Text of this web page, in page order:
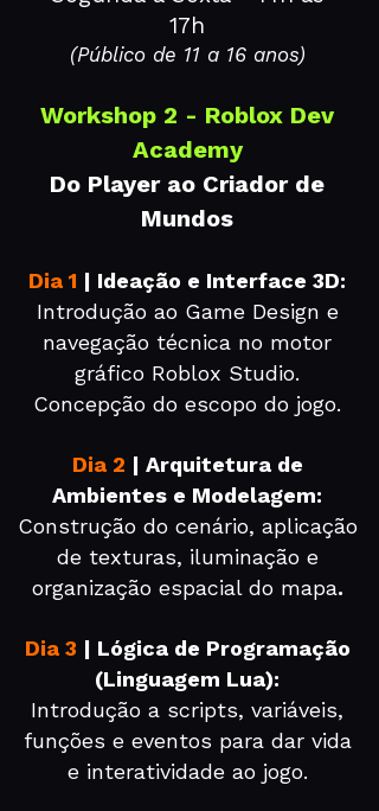
17h
(Público de 11 a 16 anos)
Workshop 2 - Roblox Dev
Academy
Do Player ao Criador de
Mundos
Dia 1 | Ideação e Interface 3D:
Introdução ao Game Design e
navegação técnica no motor
gráfico Roblox Studio.
Concepção do escopo do jogo.
Dia 2 | Arquitetura de
Ambientes e Modelagem:
Construção do cenário, aplicação
de texturas, iluminação e
organização espacial do mapa.
Dia 3 | Lógica de Programação
(Linguagem Lua):
Introdução a scripts, variáveis,
funções e eventos para dar vida
e interatividade ao jogo.